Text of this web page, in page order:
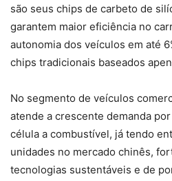
são seus chips de carbeto de
garantem maior eficiência no
autonomia dos veículos em até
chips tradicionais baseados
No segmento de veículos
atende a crescente demanda
célula a combustível, já tendo
unidades no mercado chinês,
tecnologias sustentáveis e de